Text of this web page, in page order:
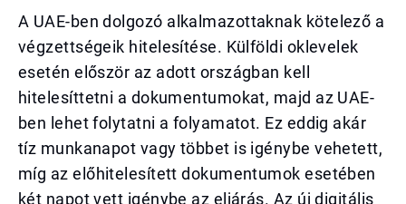
A UAE-ben dolgozó alkalmazottaknak kötelező a
végzettségeik hitelesítése. Külföldi oklevelek
esetén először az adott országban kell
hitelesíttetni a dokumentumokat, majd az UAE-
ben lehet folytatni a folyamatot. Ez eddig akár
tíz munkanapot vagy többet is igénybe vehetett,
míg az előhitelesített dokumentumok esetében
két napot vett igénybe az eljárás. Az új digitális